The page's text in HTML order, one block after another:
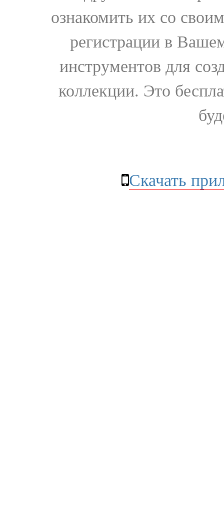
ознакомить их со
регистрации в
инструментов для
коллекции. Это
Скачать